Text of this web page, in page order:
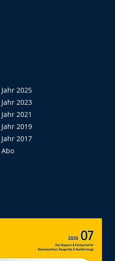
Jahr 2025
Jahr 2023
Jahr 2021
Jahr 2019
Jahr 2017
Abo